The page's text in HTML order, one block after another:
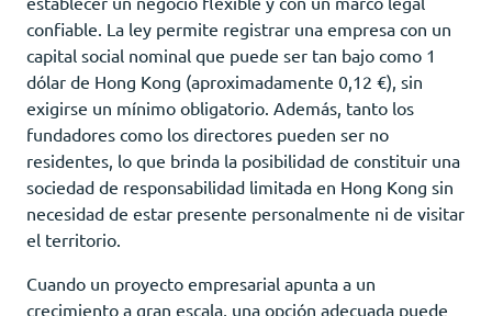
confiable. La ley permite registrar una empresa con un
capital social nominal que puede ser tan bajo como 1
dólar de Hong Kong (aproximadamente 0,12 €), sin
exigirse un mínimo obligatorio. Además, tanto los
fundadores como los directores pueden ser no
residentes, lo que brinda la posibilidad de constituir una
sociedad de responsabilidad limitada en Hong Kong sin
necesidad de estar presente personalmente ni de visitar
el territorio.
Cuando un proyecto empresarial apunta a un
crecimiento a gran escala, una opción adecuada puede